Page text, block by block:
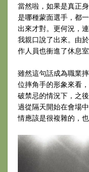
當然啦，如果是真正
是哪種蒙面選手，都
出來才對。更何況，
我親口說了出來。由
作人員也衝進了休息
雖然這句話成為職業
位摔角手的形象來看
破禁忌的情況下，之
過從隔天開始在會場
情應該是很複雜的，